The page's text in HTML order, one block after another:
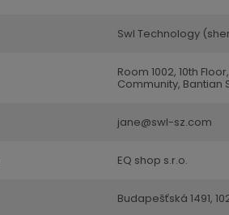
Swl Technology
Room 1002, 10th
Community, Bantian
jane@swl-sz.com
EQ shop s.r.o.
Budapešťská 1491,